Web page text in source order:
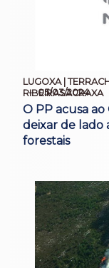
LUGOXA |
RIBEIRASACRAXA
05/03/2024
O PP acusa
deixar de lado
forestais